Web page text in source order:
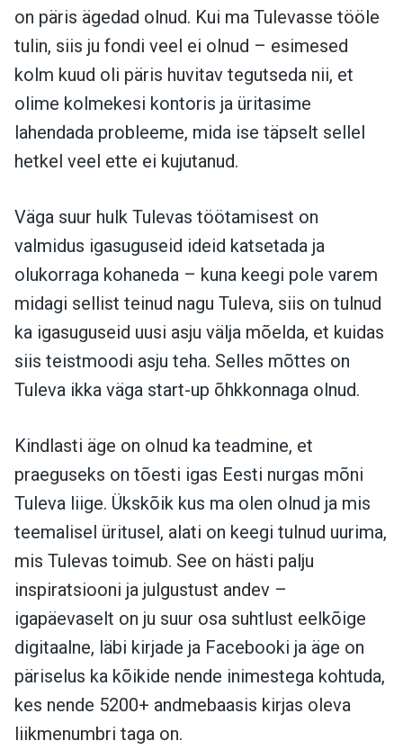
on päris ägedad olnud. Kui ma Tulevasse tööle
tulin, siis ju fondi veel ei olnud – esimesed
kolm kuud oli päris huvitav tegutseda nii, et
olime kolmekesi kontoris ja üritasime
lahendada probleeme, mida ise täpselt sellel
hetkel veel ette ei kujutanud.
Väga suur hulk Tulevas töötamisest on
valmidus igasuguseid ideid katsetada ja
olukorraga kohaneda – kuna keegi pole varem
midagi sellist teinud nagu Tuleva, siis on tulnud
ka igasuguseid uusi asju välja mõelda, et kuidas
siis teistmoodi asju teha. Selles mõttes on
Tuleva ikka väga start-up õhkkonnaga olnud.
Kindlasti äge on olnud ka teadmine, et
praeguseks on tõesti igas Eesti nurgas mõni
Tuleva liige. Ükskõik kus ma olen olnud ja mis
teemalisel üritusel, alati on keegi tulnud uurima,
mis Tulevas toimub. See on hästi palju
inspiratsiooni ja julgustust andev –
igapäevaselt on ju suur osa suhtlust eelkõige
digitaalne, läbi kirjade ja Facebooki ja äge on
päriselus ka kõikide nende inimestega kohtuda,
kes nende 5200+ andmebaasis kirjas oleva
liikmenumbri taga on.